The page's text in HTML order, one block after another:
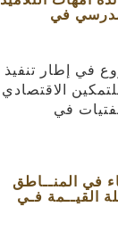
في
في إطار تنفيذ
الاقتصادي
في
في المنــاطق
القيــمة فـي